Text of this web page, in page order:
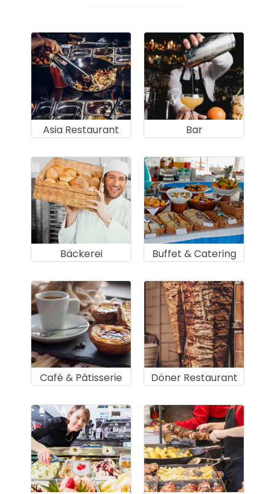
Asia Restaurant Bar
Bäckerei Buffet & Catering
Café & Pâtisserie Döner Restaurant